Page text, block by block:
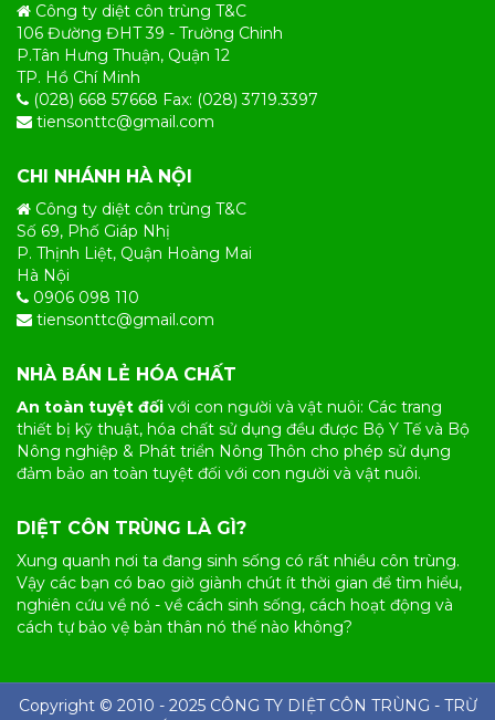
Công ty diệt côn trùng T&C
106 Đường ĐHT 39 - Trường Chinh
P.Tân Hưng Thuận, Quận 12
TP. Hồ Chí Minh
(028) 668 57668 Fax: (028) 3719.3397
tiensonttc@gmail.com
CHI NHÁNH HÀ NỘI
Công ty diệt côn trùng T&C
Số 69, Phố Giáp Nhị
P. Thịnh Liệt, Quận Hoàng Mai
Hà Nội
0906 098 110
tiensonttc@gmail.com
NHÀ BÁN LẺ HÓA CHẤT
An toàn tuyệt đối với con người và vật nuôi: Các trang
thiết bị kỹ thuật, hóa chất sử dụng đều được Bộ Y Tế và Bộ
Nông nghiệp & Phát triển Nông Thôn cho phép sử dụng
đảm bảo an toàn tuyệt đối với con người và vật nuôi.
DIỆT CÔN TRÙNG LÀ GÌ?
Xung quanh nơi ta đang sinh sống có rất nhiều côn trùng.
Vậy các bạn có bao giờ giành chút ít thời gian để tìm hiểu,
nghiên cứu về nó - về cách sinh sống, cách hoạt động và
cách tự bảo vệ bản thân nó thế nào không?
Copyright © 2010 - 2025 CÔNG TY DIỆT CÔN TRÙNG - TRỪ